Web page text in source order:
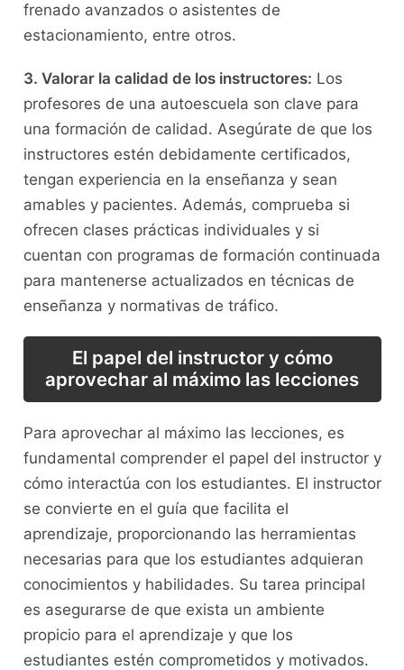
frenado avanzados o asistentes de
estacionamiento, entre otros.
3. Valorar la calidad de los instructores: Los
profesores de una autoescuela ⁣son ⁣clave para
una formación de calidad. Asegúrate de que los
instructores estén debidamente certificados,
tengan experiencia en la ⁤enseñanza y sean
amables y‍ pacientes. Además, comprueba si‍
ofrecen clases prácticas individuales y si
cuentan con⁤ programas de⁤ formación continuada
para mantenerse actualizados en técnicas de
enseñanza y normativas ​de tráfico.
El papel del instructor y cómo
aprovechar ⁢al máximo las lecciones
Para aprovechar⁤ al máximo las lecciones, ⁢es
fundamental comprender el papel del ​instructor y
cómo interactúa con ‍los estudiantes. El ​instructor
⁢se convierte en el guía ‌que facilita el
aprendizaje, proporcionando las herramientas
⁢necesarias para que ​los estudiantes adquieran
conocimientos y habilidades. Su​ tarea principal
es asegurarse de que exista un ambiente
propicio para el‌ aprendizaje y que los
estudiantes estén‍ comprometidos y motivados.